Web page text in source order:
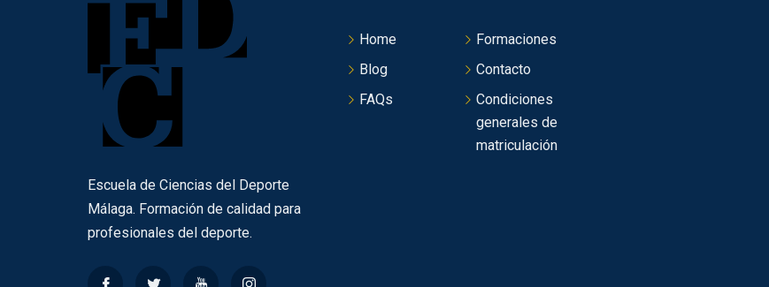
Escuela de Ciencias del Deporte
Málaga. Formación de calidad para
profesionales del deporte.
Home
Formaciones
Blog
Contacto
FAQs
Condiciones
generales de
matriculación